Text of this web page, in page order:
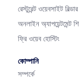
রেস্টুরেন্ট ওয়েবসাইট বিল্ডার
অনলাইন অ্যাপয়েন্টমেন্ট
ফ্রি ওয়েব হোস্টিং
কোম্পানি
সম্পর্কে